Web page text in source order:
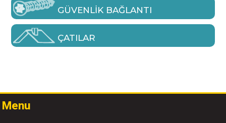
GÜVENLIK BAĞLANTI
ÇATILAR
Menu